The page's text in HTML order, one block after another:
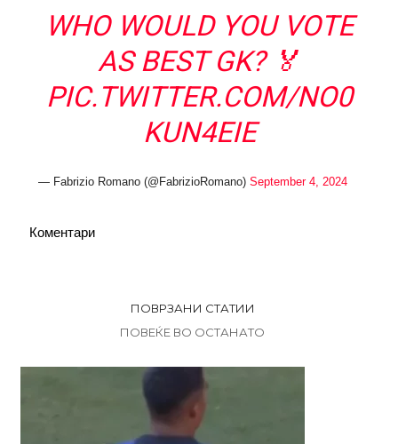
WHO WOULD YOU VOTE
AS BEST GK? 🏅
PIC.TWITTER.COM/NO0
KUN4EIE
— Fabrizio Romano (@FabrizioRomano) September 4, 2024
Коментари
ПОВРЗАНИ СТАТИИ
ПОВЕЌЕ ВО ОСТАНАТО